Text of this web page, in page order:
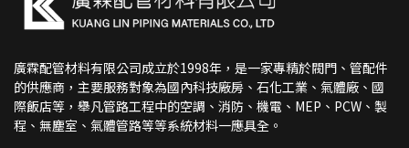
廣霖配管材料有限公司成立於1998年，是一家專精於閥門、管配件
的供應商，主要服務對象為國內科技廠房、石化工業、氣體廠、國
際飯店等，舉凡管路工程中的空調、消防、機電、MEP、PCW、製
程、無塵室、氣體管路等等系統材料一應具全。